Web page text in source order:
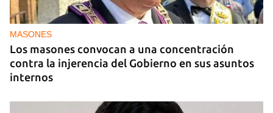
La hija de un diplomático castrista expulsado de
EE UU en 2003 está bajo custodia del ICE
MASONES
Los masones convocan a una concentración
contra la injerencia del Gobierno en sus asuntos
internos